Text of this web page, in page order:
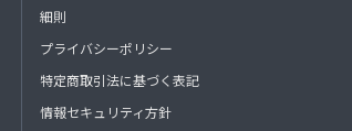
細則
プライバシーポリシー
特定商取引法に基づく表記
情報セキュリティ方針